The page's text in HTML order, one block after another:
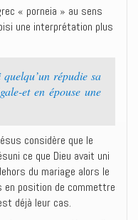
« porneia » au sens
une interprétation plus
répudie sa
et en épouse une
considère que le
ce que Dieu avait uni
du mariage alors le
position de commettre
déjà leur cas.